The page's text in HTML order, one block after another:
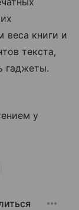
книги и
текста,
гаджеты.
у